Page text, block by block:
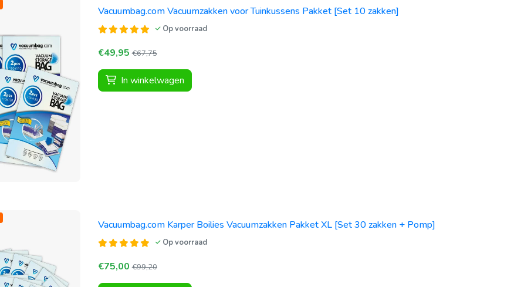
Vacuumbag.com Vacuumzakken voor Tuinkussens Pakket [Set 10 zakken]
Op voorraad
€49,95€67,75
In winkelwagen
Vacuumbag.com Karper Boilies Vacuumzakken Pakket XL [Set 30 zakken + Pomp]
Op voorraad
€75,00€99,20